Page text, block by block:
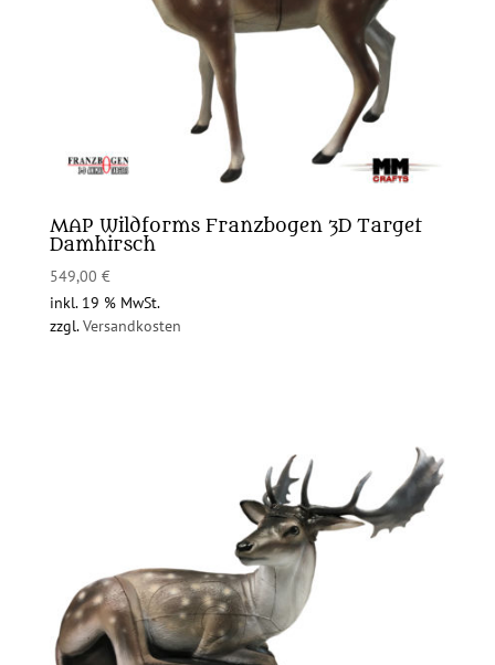
MAP Wildforms Franzbogen 3D Target
Damhirsch
549,00 €
inkl. 19 % MwSt.
zzgl.Versandkosten